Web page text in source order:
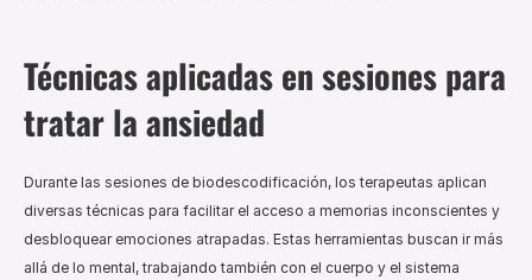
Técnicas aplicadas en sesiones para
tratar la ansiedad
Durante las sesiones de biodescodificación, los terapeutas aplican
diversas técnicas para facilitar el acceso a memorias inconscientes y
desbloquear emociones atrapadas. Estas herramientas buscan ir más
allá de lo mental, trabajando también con el cuerpo y el sistema